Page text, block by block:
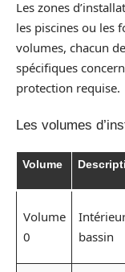
Les zones
les piscines ou les
volumes, chacun
spécifiques
protection requise.
Les volumes
Volume
Volume
0
bassin